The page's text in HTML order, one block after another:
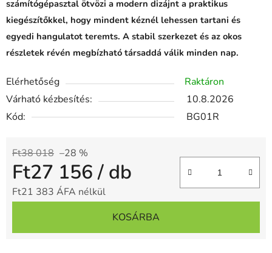
számítógépasztal ötvözi a modern dizájnt a praktikus
kiegészítőkkel, hogy mindent kéznél lehessen tartani és
egyedi hangulatot teremts. A stabil szerkezet és az okos
részletek révén megbízható társaddá válik minden nap.
Elérhetőség
Raktáron
Várható kézbesítés:
10.8.2026
Kód:
BG01R
Ft38 018 –28 %
Ft27 156/ db
Ft21 383 ÁFA nélkül
KOSÁRBA